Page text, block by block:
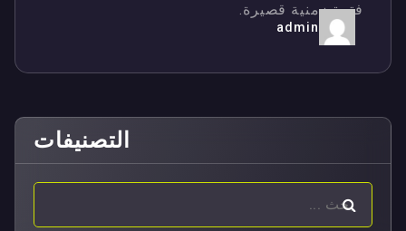
فترة زمنية قصيرة.
admin
التصنيفات